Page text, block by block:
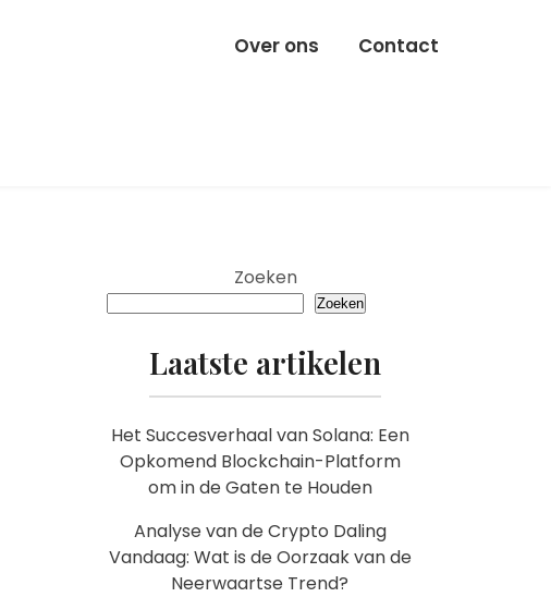
Over ons Contact
Zoeken
Zoeken
Laatste artikelen
Het Succesverhaal van Solana: Een
Opkomend Blockchain-Platform
om in de Gaten te Houden
Analyse van de Crypto Daling
Vandaag: Wat is de Oorzaak van de
Neerwaartse Trend?